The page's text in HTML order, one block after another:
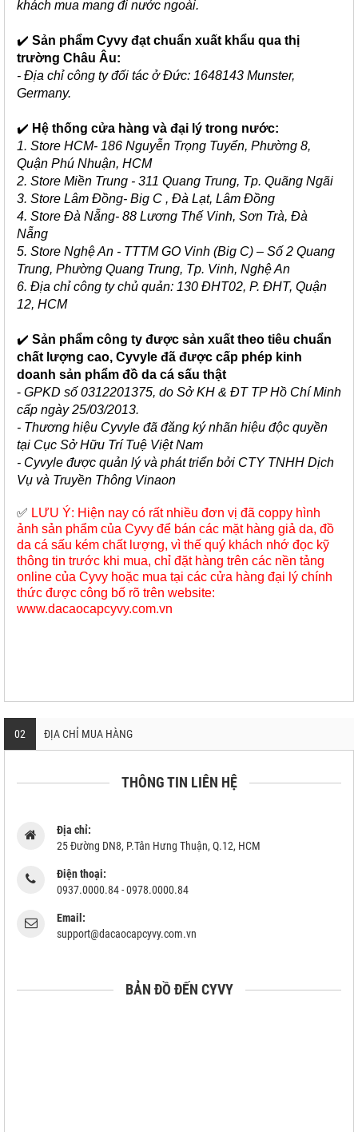
khách mua mang đi nước ngoài.
✔️ Sản phẩm Cyvy đạt chuẩn xuất khẩu qua thị
trường Châu Âu:
- Địa chỉ công ty đối tác ở Đức: 1648143 Munster,
Germany.
✔️ Hệ thống cửa hàng và đại lý trong nước:
1. Store HCM- 186 Nguyễn Trọng Tuyển, Phường 8,
Quận Phú Nhuận, HCM
2. Store Miền Trung - 311 Quang Trung, Tp. Quãng Ngãi
3. Store Lâm Đồng- Big C , Đà Lạt, Lâm Đồng
4. Store Đà Nẵng- 88 Lương Thế Vinh, Sơn Trà, Đà
Nẵng
5. Store Nghệ An - TTTM GO Vinh (Big C) – Số 2 Quang
Trung, Phường Quang Trung, Tp. Vinh, Nghệ An
6. Địa chỉ công ty chủ quản: 130 ĐHT02, P. ĐHT, Quận
12, HCM
✔️ Sản phẩm công ty được sản xuất theo tiêu chuẩn
chất lượng cao, Cyvyle đã được cấp phép kinh
doanh sản phẩm đồ da cá sấu thật
- GPKD số 0312201375, do Sở KH & ĐT TP Hồ Chí Minh
cấp ngày 25/03/2013.
- Thương hiệu Cyvyle đã đăng ký nhãn hiệu độc quyền
tại Cục Sở Hữu Trí Tuệ Việt Nam
- Cyvyle được quản lý và phát triển bởi CTY TNHH Dịch
Vụ và Truyền Thông Vinaon
✅ LƯU Ý: Hiện nay có rất nhiều đơn vị đã coppy hình
ảnh sản phẩm của Cyvy để bán các mặt hàng giả da, đồ
da cá sấu kém chất lượng, vì thế quý khách nhớ đọc kỹ
thông tin trước khi mua, chỉ đặt hàng trên các nền tảng
online của Cyvy hoặc mua tại các cửa hàng đại lý chính
thức được công bố rõ trên website:
www.dacaocapcyvy.com.vn
02 ĐỊA CHỈ MUA HÀNG
THÔNG TIN LIÊN HỆ
Địa chỉ:
25 Đường DN8, P.Tân Hưng Thuận, Q.12, HCM
Điện thoại:
0937.0000.84 - 0978.0000.84
Email:
support@dacaocapcyvy.com.vn
BẢN ĐỒ ĐẾN CYVY